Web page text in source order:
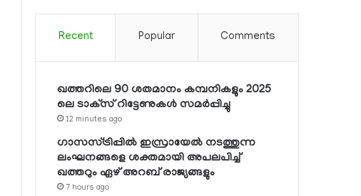
Recent Popular Comments
ഖത്തറിലെ 90 ശതമാനം കമ്പനികളും 2025
ലെ ടാക്‌സ് റിട്ടേണുകള്‍ സമര്‍പ്പിച്ചു
12 minutes ago
ഗാസസ്ട്രിപ്പില്‍ ഇസ്രായേല്‍ നടത്തുന്ന
ലംഘനങ്ങളെ ശക്തമായി അപലപിച്ച്
ഖത്തറും ഏഴ് അറബ് രാജ്യങ്ങളും
7 hours ago